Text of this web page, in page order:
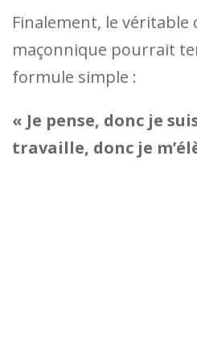
Finalement, le véritable
maçonnique pourrait
formule simple :
« Je pense, donc je
travaille, donc je